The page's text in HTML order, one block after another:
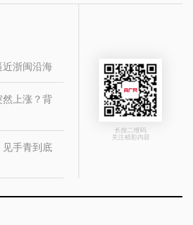
近浙闽沿海
上涨？背
见手青到底
长按二维码
关注精彩内容